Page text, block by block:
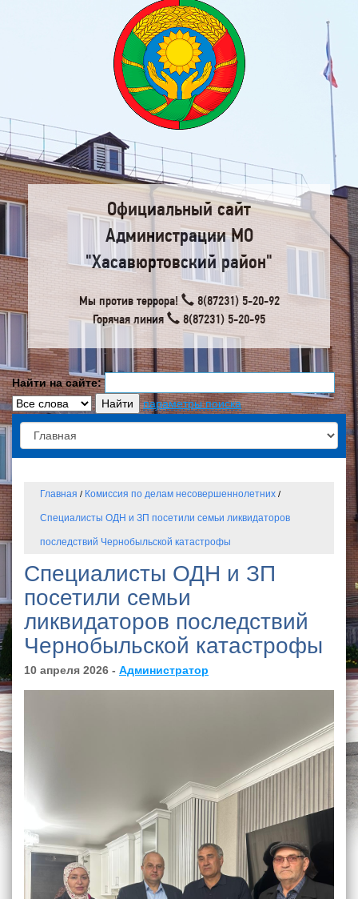
Официальный сайт
Администрации МО
"Хасавюртовский район"
Мы против террора!
8(87231) 5-20-92
Горячая линия
8(87231) 5-20-95
Найти на сайте:
параметры поиска
Главная / Комиссия по делам несовершеннолетних /
Специалисты ОДН и ЗП посетили семьи ликвидаторов
последствий Чернобыльской катастрофы
Специалисты ОДН и ЗП
посетили семьи
ликвидаторов последствий
Чернобыльской катастрофы
10 апреля 2026 - Администратор